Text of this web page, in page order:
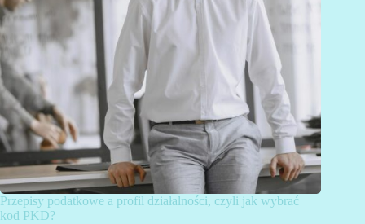
Przepisy podatkowe a profil działalności, czyli jak wybrać
kod PKD?